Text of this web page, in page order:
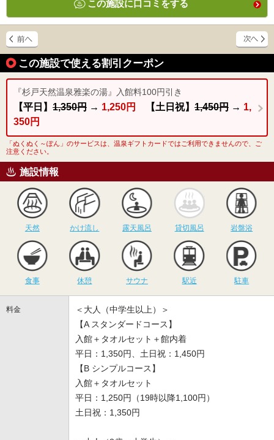
この施設に口コミをする
この施設で使える割引クーポン
『杉戸天然温泉雅楽の湯』入館料100円引き
【平日】 1,350円 → 1,250円 【土日祝】 1,450円 → 1,
350円
「ぬくぬく～ぽん」のサービスは、温泉ギフトカードではご利用できませんので、ご
注意ください。
施設情報
天然
かけ流し
かけ流し
露天風呂
露天風呂
貸切風呂
貸切風呂 岩盤浴
食事 休憩
サウナ
サウナ 駅近 駐車
料金
＜大人（中学生以上）＞
【A スタンダードコース】
入館＋タオルセット＋館内着
平日：1,350円、土日祝：1,450円
【B シンプルコース】
入館＋タオルセット
平日：1,250円（19時以降1,100円）
土日祝：1,350円